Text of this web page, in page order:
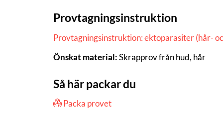
Provtagningsinstruktion
Provtagningsinstruktion: ektoparasiter (hår-
Önskat material:Skrapprov från hud, hår
Så här packar du
Packa provet